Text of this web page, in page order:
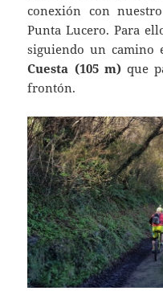
conexión con
Punta Lucero. Para
siguiendo un camino
Cuesta (105 m)que
frontón.